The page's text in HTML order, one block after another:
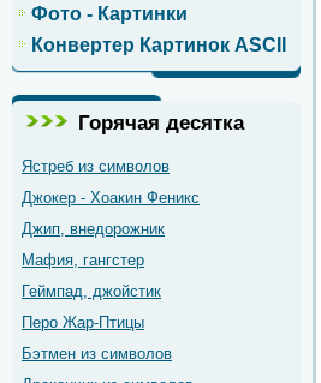
Фото - Картинки
Конвертер Картинок ASCII
Горячая десятка
Ястреб из символов
Джокер - Хоакин Феникс
Джип, внедорожник
Мафия, гангстер
Геймпад, джойстик
Перо Жар-Птицы
Бэтмен из символов